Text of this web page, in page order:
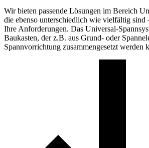
Wir bieten passende Lösungen im Bereich
die ebenso unterschiedlich wie vielfältig
Ihre Anforderungen. Das Universal-
Baukasten, der z.B. aus Grund- oder
Spannvorrichtung zusammengesetzt werden